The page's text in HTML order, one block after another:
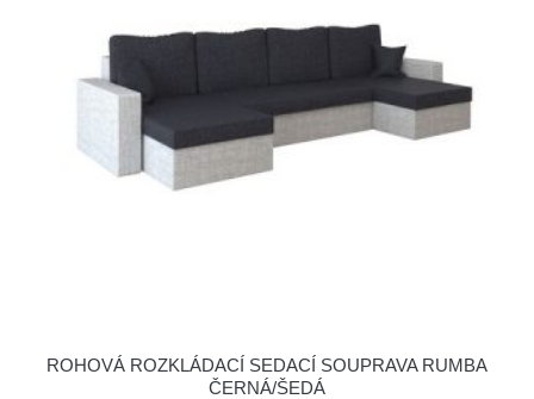
ROHOVÁ ROZKLÁDACÍ SEDACÍ SOUPRAVA RUMBA
ČERNÁ/ŠEDÁ